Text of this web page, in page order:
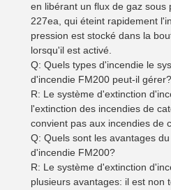
en libérant un flux de gaz sous
227ea, qui éteint rapidement
pression est stocké dans la
lorsqu'il est activé.
Q: Quels types d'incendie le
d'incendie FM200 peut-il gérer?
R: Le système d'extinction
l'extinction des incendies de
convient pas aux incendies de
Q: Quels sont les avantages
d'incendie FM200?
R: Le système d'extinction
plusieurs avantages: il est non